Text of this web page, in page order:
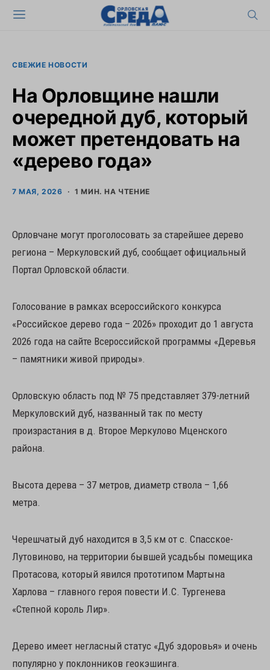
СВЕЖИЕ НОВОСТИ
На Орловщине нашли
очередной дуб, который
может претендовать на
«дерево года»
7 МАЯ, 2026 1 МИН. НА ЧТЕНИЕ
Орловчане могут проголосовать за старейшее дерево
региона – Меркуловский дуб, сообщает официальный
Портал Орловской области.
Голосование в рамках всероссийского конкурса
«Российское дерево года – 2026» проходит до 1 августа
2026 года на сайте Всероссийской программы «Деревья
– памятники живой природы».
Орловскую область под № 75 представляет 379-летний
Меркуловский дуб, названный так по месту
произрастания в д. Второе Меркулово Мценского
района.
Высота дерева – 37 метров, диаметр ствола – 1,66
метра.
Черешчатый дуб находится в 3,5 км от с. Спасское-
Лутовиново, на территории бывшей усадьбы помещика
Протасова, который явился прототипом Мартына
Харлова – главного героя повести И.С. Тургенева
«Степной король Лир».
Дерево имеет негласный статус «Дуб здоровья» и очень
популярно у поклонников геокэшинга.